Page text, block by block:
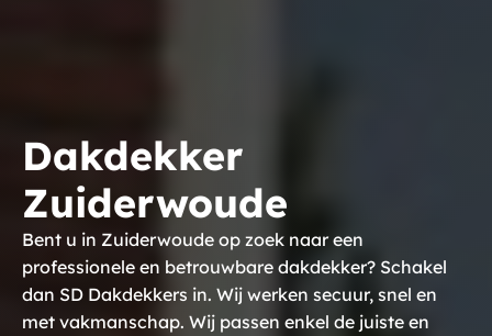
Dakdekker
Zuiderwoude
Bent u in Zuiderwoude op zoek naar een
professionele en betrouwbare dakdekker? Schakel
dan SD Dakdekkers in. Wij werken secuur, snel en
met vakmanschap. Wij passen enkel de juiste en